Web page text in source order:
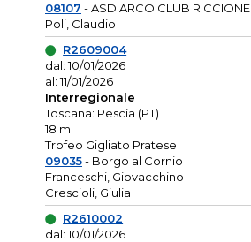
08107 - ASD ARCO CLUB RICCIONE
Poli, Claudio
R2609004
dal: 10/01/2026
al: 11/01/2026
Interregionale
Toscana: Pescia (PT)
18 m
Trofeo Gigliato Pratese
09035- Borgo al Cornio
Franceschi, Giovacchino
Crescioli, Giulia
R2610002
dal: 10/01/2026